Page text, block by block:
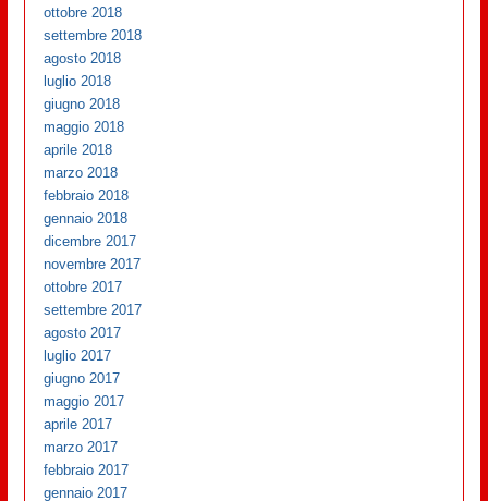
ottobre 2018
settembre 2018
agosto 2018
luglio 2018
giugno 2018
maggio 2018
aprile 2018
marzo 2018
febbraio 2018
gennaio 2018
dicembre 2017
novembre 2017
ottobre 2017
settembre 2017
agosto 2017
luglio 2017
giugno 2017
maggio 2017
aprile 2017
marzo 2017
febbraio 2017
gennaio 2017